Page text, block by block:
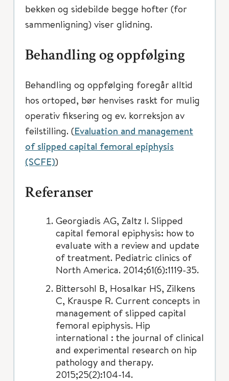
bekken og sidebilde begge hofter (for
sammenligning) viser glidning.
Behandling og oppfølging
Behandling og oppfølging foregår alltid
hos ortoped, bør henvises raskt for mulig
operativ fiksering og ev. korreksjon av
feilstilling. (Evaluation and management
of slipped capital femoral epiphysis
(SCFE))
Referanser
Georgiadis AG, Zaltz I. Slipped
capital femoral epiphysis: how to
evaluate with a review and update
of treatment. Pediatric clinics of
North America. 2014;61(6):1119-35.
Bittersohl B, Hosalkar HS, Zilkens
C, Krauspe R. Current concepts in
management of slipped capital
femoral epiphysis. Hip
international : the journal of clinical
and experimental research on hip
pathology and therapy.
2015;25(2):104-14.